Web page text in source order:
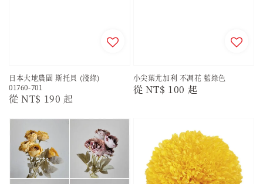
日本大地農園 斯托貝 (淺綠)
01760-701
Regular
從NT$ 190 起
小尖葉尤加利 不凋花 藍綠色
Regular
從 NT$ 100 起